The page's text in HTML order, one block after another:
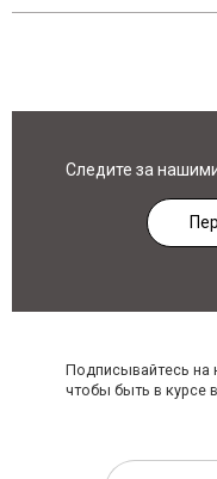
Следите за
Подписывайтесь на
чтобы быть в курсе